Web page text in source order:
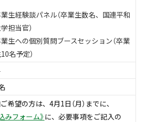
生経験談パネル（卒業生数名、国連平和
担当官）
生への個別質問ブースセッション（卒業
名予定）
希望の方は、4月1日（月）までに、
みフォーム》 に、必要事項をご記入の